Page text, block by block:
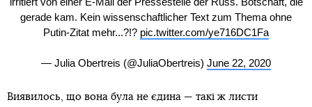
gerade kam. Kein wissenschaftlicher Text zum Thema ohne
Putin-Zitat mehr...?!? pic.twitter.com/ye716DC1Fa
— Julia Obertreis (@JuliaObertreis) June 22, 2020
Виявилось, що вона була не єдина — такі ж листи